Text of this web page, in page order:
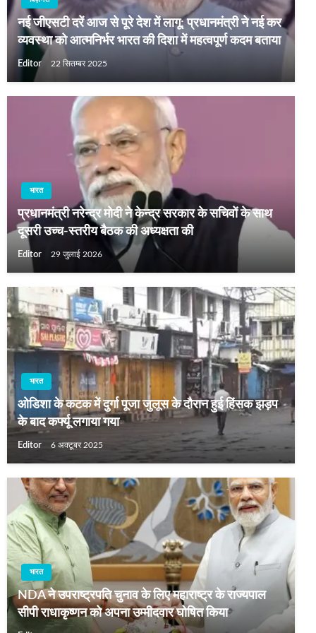
नई जीएसटी दरें आज से पूरे देश में लागू; प्रधानमंत्री ने नई कर
व्यवस्था को आत्मनिर्भर भारत की दिशा में महत्वपूर्ण कदम बताया
Editor 22 सितम्बर 2025
भारत
प्रधानमंत्री नरेन्द्र मोदी ने केन्द्र सरकार के सचिवों के साथ
दूसरी उच्च-स्तरीय बैठक की अध्यक्षता की
Editor 29 जुलाई 2026
भारत
ओडिशा के कटक में दुर्गा पूजा जुलूस के दौरान हुई हिंसक झड़प
के बाद कर्फ्यू लगाया गया
Editor 6 अक्टूबर 2025
भारत
NDA ने उपराष्ट्रपति चुनाव के लिए महाराष्ट्र के राज्यपाल
सीपी राधाकृष्णन को अपना उम्मीदवार घोषित किया